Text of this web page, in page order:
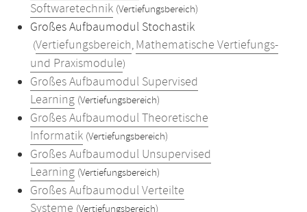
Softwaretechnik (Vertiefungsbereich)
Großes Aufbaumodul Stochastik
(Vertiefungsbereich, Mathematische Vertiefungs-
und Praxismodule)
Großes Aufbaumodul Supervised
Learning (Vertiefungsbereich)
Großes Aufbaumodul Theoretische
Informatik (Vertiefungsbereich)
Großes Aufbaumodul Unsupervised
Learning (Vertiefungsbereich)
Großes Aufbaumodul Verteilte
Systeme (Vertiefungsbereich)